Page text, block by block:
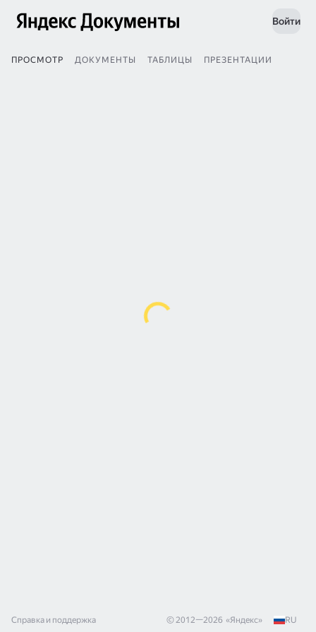
Войти
ПРОСМОТР ДОКУМЕНТЫ ТАБЛИЦЫ ПРЕЗЕНТАЦИИ
Справка и поддержка © 2012—2026 «Яндекс» RU